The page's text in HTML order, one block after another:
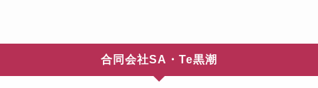
合同会社SA・Te黒潮